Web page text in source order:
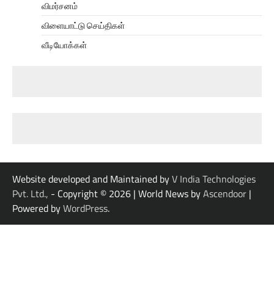
விமர்சனம்
விளையாட்டு செய்திகள்
வீடியோக்கள்
Website developed and Maintained byV India Technologies
Pvt. Ltd., - Copyright © 2026 | World News byAscendoor |
Powered byWordPress.